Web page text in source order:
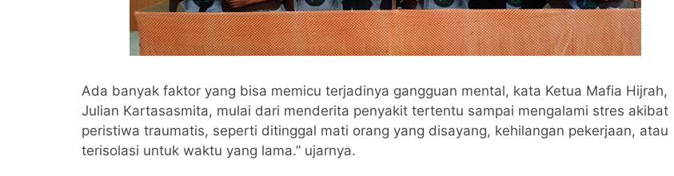
Ada banyak faktor yang bisa memicu terjadinya gangguan mental, kata Ketua Mafia Hijrah,
Julian Kartasasmita, mulai dari menderita penyakit tertentu sampai mengalami stres akibat
peristiwa traumatis, seperti ditinggal mati orang yang disayang, kehilangan pekerjaan, atau
terisolasi untuk waktu yang lama.” ujarnya.